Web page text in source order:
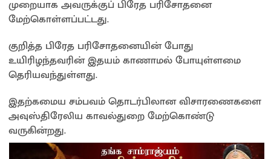
முறையாக அவருக்குப் பிரேத பரிசோதனை
மேற்கொள்ளப்பட்டது.
குறித்த பிரேத பரிசோதனையின் போது
உயிரிழந்தவரின் இதயம் காணாமல் போயுள்ளமை
தெரியவந்துள்ளது.
இதற்கமைய சம்பவம் தொடர்பிலான விசாரணைகளை
அவுஸ்திரேலிய காவல்துறை மேற்கொண்டு
வருகின்றது.